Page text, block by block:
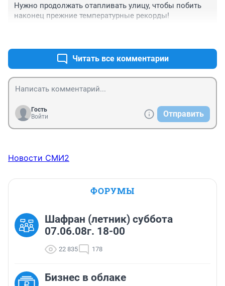
Нужно продолжать отапливать улицу, чтобы побить
наконец прежние температурные рекорды!
Читать все комментарии
Гость
Войти
Отправить
Новости СМИ2
ФОРУМЫ
Шафран (летник) суббота
07.06.08г. 18-00
22 835 178
Бизнес в облаке